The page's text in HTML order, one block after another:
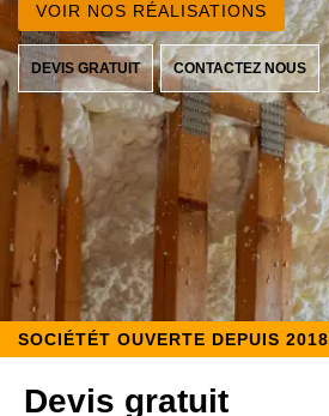
VOIR NOS RÉALISATIONS
DEVIS GRATUIT CONTACTEZ NOUS
SOCIÉTÉT OUVERTE DEPUIS 2018
Devis gratuit